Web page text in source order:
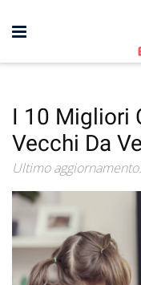
I 10 Migliori
Vecchi Da
Ultimo